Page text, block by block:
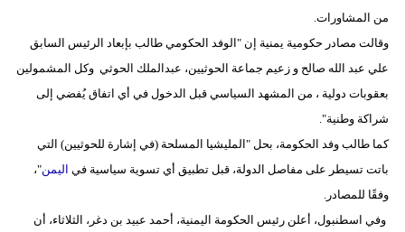
من المشاورات.
وقالت مصادر حكومية يمنية إن "الوفد الحكومي طالب بإبعاد الرئيس السابق
علي عبد الله صالح و زعيم جماعة الحوثيين، عبدالملك الحوثي وكل المشمولين
بعقوبات دولية ، من المشهد السياسي قبل الدخول في أي اتفاق يُفضي إلى
شراكة وطنية".
كما طالب وفد الحكومة، بحل "المليشيا المسلحة (في إشارة للحوثيين) التي
باتت تسيطر على مفاصل الدولة، قبل تطبيق أي تسوية سياسية في اليمن"،
وفقًا للمصادر.
وفي اسطنبول، أعلن رئيس الحكومة اليمنية، أحمد عبيد بن دغر، الثلاثاء، أن